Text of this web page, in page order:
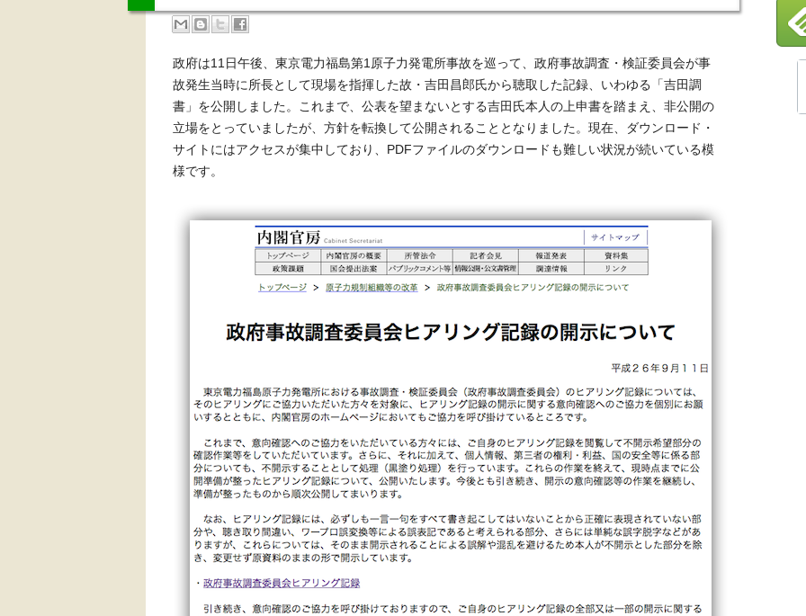
政府は11日午後、東京電力福島第1原子力発電所事故を巡って、政府事故調査・検証委員会が事
故発生当時に所長として現場を指揮した故・吉田昌郎氏から聴取した記録、いわゆる「吉田調
書」を公開しました。これまで、公表を望まないとする吉田氏本人の上申書を踏まえ、非公開の
立場をとっていましたが、方針を転換して公開されることとなりました。現在、ダウンロード・
サイトにはアクセスが集中しており、PDFファイルのダウンロードも難しい状況が続いている模
様です。